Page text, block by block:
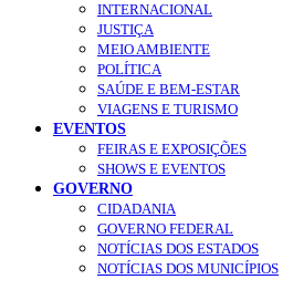
INTERNACIONAL
JUSTIÇA
MEIO AMBIENTE
POLÍTICA
SAÚDE E BEM-ESTAR
VIAGENS E TURISMO
EVENTOS
FEIRAS E EXPOSIÇÕES
SHOWS E EVENTOS
GOVERNO
CIDADANIA
GOVERNO FEDERAL
NOTÍCIAS DOS ESTADOS
NOTÍCIAS DOS MUNICÍPIOS